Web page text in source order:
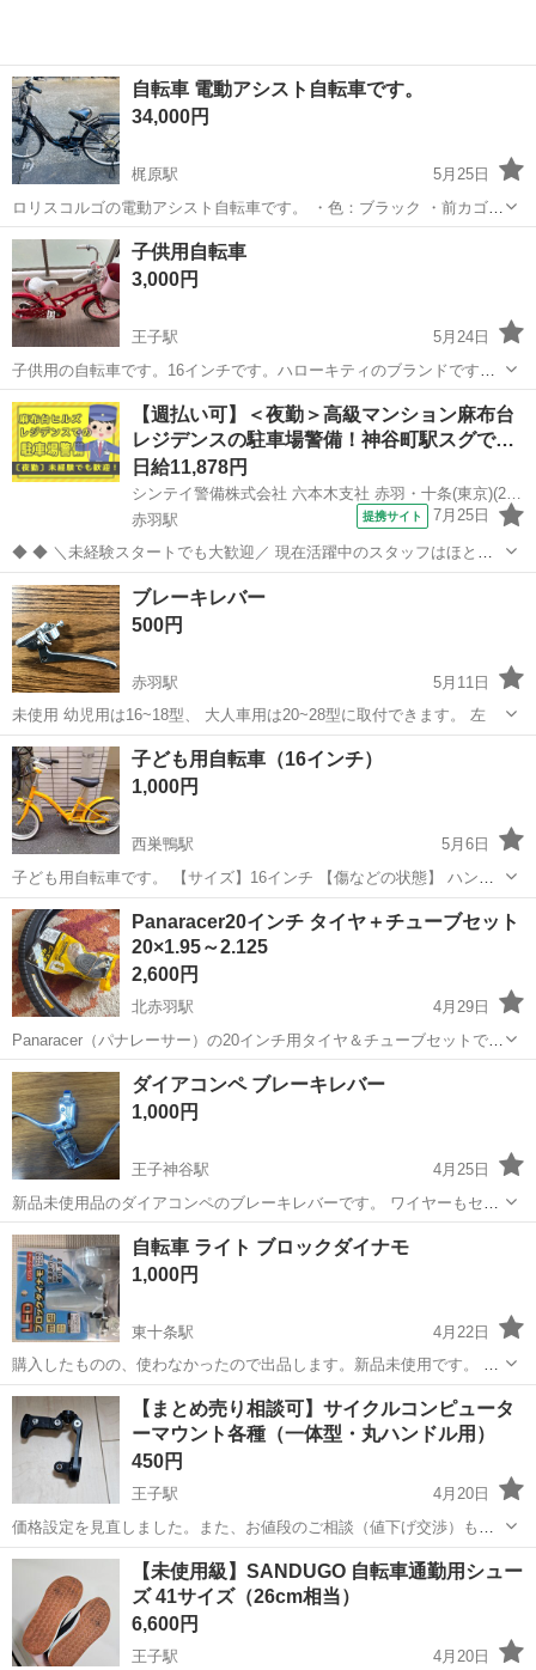
自転車 電動アシスト自転車です。
34,000円
梶原駅
5月25日
ロリスコルゴの電動アシスト自転車です。 ・色：ブラック ・前カゴ付
き ・後部に荷台付き ・バッテリー、充電器、説明書などの付属品あり
中古品であることをご了承ください。
東京 北区 梶原駅 クロスバイク
子供用自転車
3,000円
王子駅
5月24日
子供用の自転車です。16インチです。ハローキティのブランドです。
現在は不要になりました。 よろしくお願いします。
東京 北区 王子駅 その他 ハローキティ
【週払い可】＜夜勤＞高級マンション麻布台
レジデンスの駐車場警備！神谷町駅スグで…
日給11,878円
シンテイ警備株式会社 六本木支社 赤羽・十条(東京)(24)エリア/A3203200117
赤羽駅
提携サイト 7月25日
◆ ◆ ＼未経験スタートでも大歓迎／ 現在活躍中のスタッフはほとん
どが未経験の方！ 20代～50歳の方が活躍しています♪ 研修制度がきっ
ちり整っているから 警備についてもイチから学べます★ ＼入社祝い金
総額5万円／支...
東京 北区 赤羽駅
ブレーキレバー
500円
赤羽駅
5月11日
未使用 幼児用は16~18型、 大人車用は20~28型に取付できます。 左
東京 北区 赤羽駅 その他 ブレーキ
子ども用自転車（16インチ）
1,000円
西巣鴨駅
5月6日
子ども用自転車です。 【サイズ】16インチ 【傷などの状態】 ハンド
ルのサイズ調整箇所のネジカバーが一部破損しています。 タイヤが経
年劣化でパンクしていますので、修理が必要です。（恐らく前輪後輪
共にタイヤ交換した方がいいか...
東京 北区 その他 子ども
Panaracer20インチ タイヤ＋チューブセット
20×1.95～2.125
2,600円
北赤羽駅
4月29日
Panaracer（パナレーサー）の20インチ用タイヤ＆チューブセットで
す。 サイズ：20×1.95～2.125対応 バルブ：英式バルブ（一般的なタイ
プ） 2セット購入しましたが、1セットは使用し、こちらは未使用のま
ま保...
東京 北区 北赤羽駅 その他 Panaracer
ダイアコンペ ブレーキレバー
1,000円
王子神谷駅
4月25日
新品未使用品のダイアコンペのブレーキレバーです。 ワイヤーもセッ
トでお渡し致します。 カラー:シルバー お渡し場所:王子神谷駅
東京 北区 王子神谷駅 その他 ブレーキ
自転車 ライト ブロックダイナモ
1,000円
東十条駅
4月22日
購入したものの、使わなかったので出品します。新品未使用です。 ブ
ラケットは付いておりませんので、別途ご用意いただくか、ダイナモ
仕様の自転車でダイナモ交換の場合にお使いいただけるかと思いま
す。 ノークレームノーリターンでお...
東京 北区 東十条駅 その他 ダイナモ
【まとめ売り相談可】サイクルコンピュータ
ーマウント各種（一体型・丸ハンドル用）
450円
王子駅
4月20日
価格設定を見直しました。また、お値段のご相談（値下げ交渉）も受
け付けております。 「このくらいの価格なら購入したい」というご希
望がございましたら、お気軽にチャットにてお知らせください。 他に
も出品中の自転車パーツ...
東京 北区 王子駅 自転車
【未使用級】SANDUGO 自転車通勤用シュー
ズ 41サイズ（26cm相当）
6,600円
王子駅 4月20日